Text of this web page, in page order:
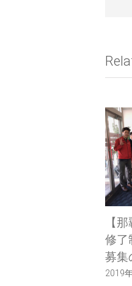
【那覇校】3/21(木・祝)
修了制作発表会 見学者
0 Comments